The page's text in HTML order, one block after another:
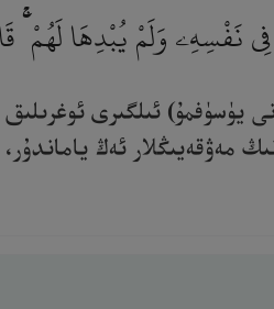
وَلَمْ يُبْدِهَا لَهُمْ
يۈسۈفمۇ) ئىلگىرى
مەۋقەيىڭلار ئەڭ